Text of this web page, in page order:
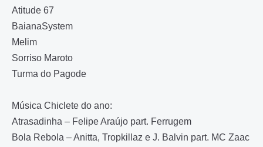
Atitude 67
BaianaSystem
Melim
Sorriso Maroto
Turma do Pagode
Música Chiclete do ano:
Atrasadinha – Felipe Araújo part. Ferrugem
Bola Rebola – Anitta, Tropkillaz e J. Balvin part. MC Zaac